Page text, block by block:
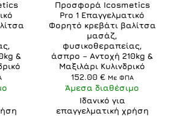
&
Προσφορά Icosmetics
Pro 1 Επαγγελματικό
Φορητό κρεβάτι βαλίτσα
μασάζ,
φυσικοθεραπείας,
άσπρο – Αντοχή 210kg &
Μαξιλάρι Κυλινδρικό
152.00 € Με ΦΠΑ
Άμεσα διαθέσιμο
Ιδανικό για
επαγγελματική χρήση